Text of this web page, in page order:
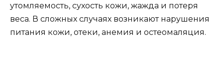
утомляемость, сухость кожи, жажда и потеря
веса. В сложных случаях возникают нарушения
питания кожи, отеки, анемия и остеомаляция.